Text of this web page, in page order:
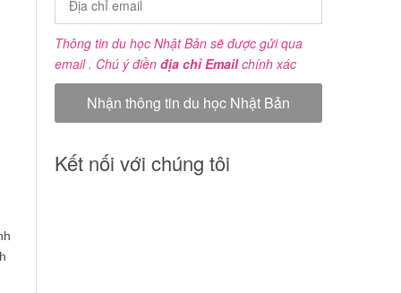
Thông tin du học Nhật Bản sẽ được gửi qua
email . Chú ý điền địa chỉ Emailchính xác
Kết nối với chúng tôi